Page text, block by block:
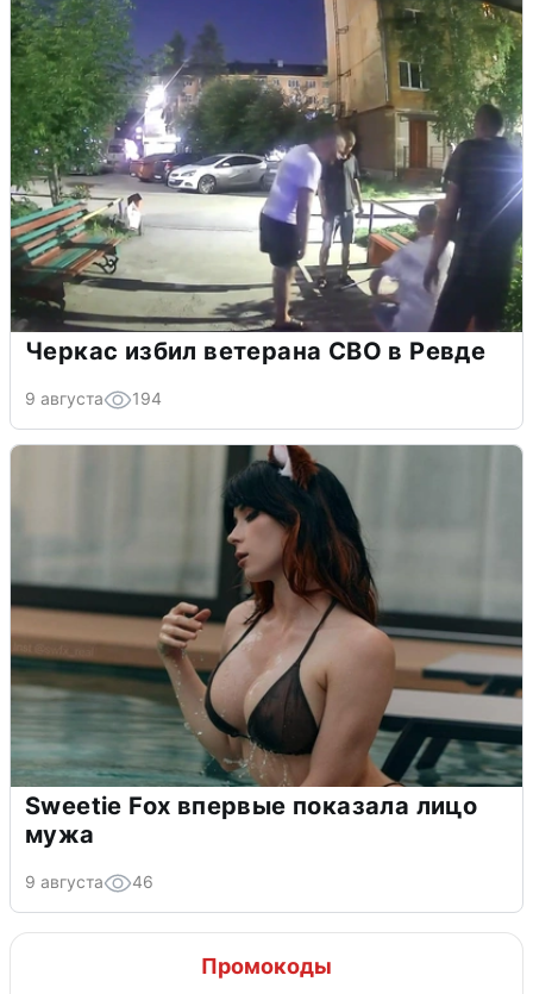
Черкас избил ветерана СВО в Ревде
9 августа 194
Sweetie Fox впервые показала лицо
мужа
9 августа 46
Промокоды